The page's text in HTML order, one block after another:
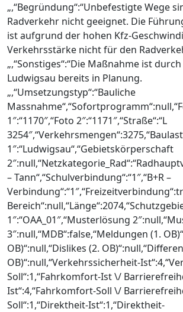
„,“Begründung“:“Unbefestigte Wege
Radverkehr nicht geeignet. Die
ist aufgrund der hohen Kfz-
Verkehrsstärke nicht für den
„,“Sonstiges“:“Die Maßnahme ist
Ludwigsau bereits in Planung.
„,“Umsetzungstyp“:“Bauliche
1″:“1170″,“Foto 2″:“1171″,“Straße“:“L
1″:“Ludwigsau“,“Gebietskörperschaft
– Tann“,“Schulverbindung“:“1″,“B+R –
1″:“OAA_01″,“Musterlösung
3″:null,“MDB“:false,“Meldungen (1.
OB)“:null,“Dislikes (2.
OB)“:null,“Verkehrssicherheit-
Soll“:1,“Fahrkomfort-Ist \/
Ist“:4,“Fahrkomfort-Soll \/
Soll“:1,“Direktheit-Ist“:1,“Direktheit-